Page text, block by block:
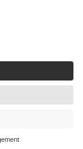
für die
Bewertungen
künstlicher